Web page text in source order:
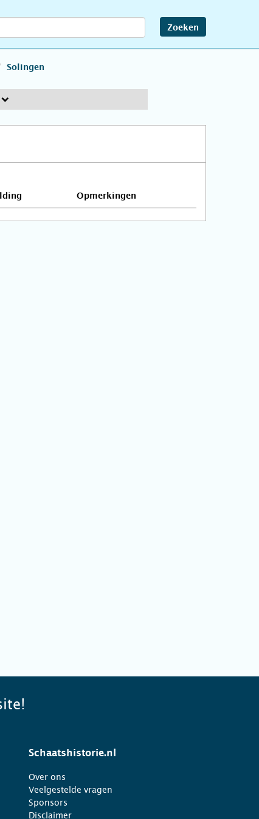
Zoeken
Solingen
Opmerkingen
Schaatshistorie.nl
Over ons
Veelgestelde vragen
Sponsors
Disclaimer